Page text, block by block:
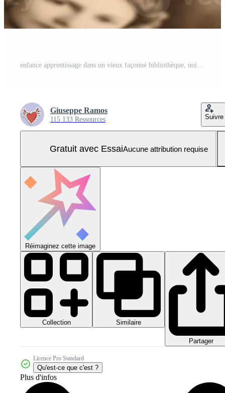
enfance apprentissage dans un vieux façonné bibliothèque, noir et blanc portrait généré par ai Photo Pro
Giuseppe Ramos
115 133 Ressources Suivre
Gratuit avec EssaiAucune attribution requise
Réimaginez cette image
Collection Similaire
Partager
Licence Pro Standard
Qu'est-ce que c'est ?
Plus d'infos